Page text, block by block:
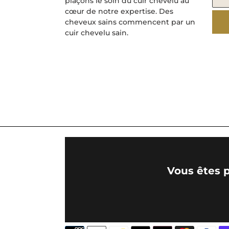
cœur de notre expertise. Des
cheveux sains commencent par un
cuir chevelu sain.
Vous êtes